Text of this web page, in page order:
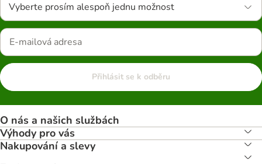
Vyberte prosím alespoň jednu možnost
Přihlásit se k odběru
O nás a našich službách
Výhody pro vás
Nakupování a slevy